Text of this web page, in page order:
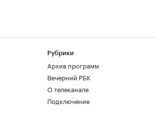
Рубрики
Архив программ
Вечерний РБК
О телеканале
Подключение